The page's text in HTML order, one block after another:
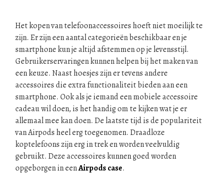
Het kopen van telefoonaccessoires hoeft niet moeilijk te
zijn. Er zijn een aantal categorieën beschikbaar en je
smartphone kun je altijd afstemmen op je levensstijl.
Gebruikerservaringen kunnen helpen bij het maken van
een keuze. Naast hoesjes zijn er tevens andere
accessoires die extra functionaliteit bieden aan een
smartphone. Ook als je iemand een mobiele accessoire
cadeau wil doen, is het handig om te kijken wat je er
allemaal mee kan doen. De laatste tijd is de populariteit
van Airpods heel erg toegenomen. Draadloze
koptelefoons zijn erg in trek en worden veelvuldig
gebruikt. Deze accessoires kunnen goed worden
opgeborgen in eenAirpods case.